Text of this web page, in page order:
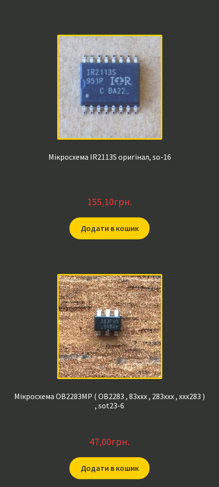
Мікросхема IR2113S оригінал, so-16
155,10грн.
Додати в кошик
Мікросхема OB2283MP ( OB2283 , 83xxx , 283xxx , xxx283 )
, sot23-6
47,00грн.
Додати в кошик